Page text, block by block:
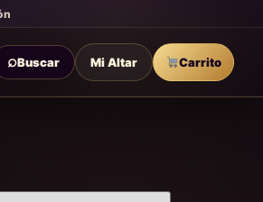
⌕Buscar Mi Altar Carrito